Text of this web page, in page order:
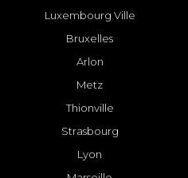
Luxembourg Ville
Bruxelles
Arlon
Metz
Thionville
Strasbourg
Lyon